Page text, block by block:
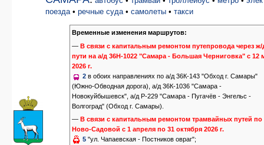
поезда • речные суда • самолеты • такси
Временные изменения маршрутов:
—В связи с капитальным ремонтом путепровода через ж/
пути на а/д 36Н-1022 "Самара - Большая Черниговка" с 12
2026 г.
2 в обоих направлениях по а/д 36К-143 "Обход г. Самары"
(Южно-Обводная дорога), а/д 36К-1036 "Самара -
Новокуйбышевск", а/д Р-229 "Самара - Пугачёв - Энгельс -
Волгоград" (Обход г. Самары).
— В связи с капитальным ремонтом трамвайных путей по
Ново-Садовой с 1 апреля по 31 октября 2026 г.
5 "ул. Чапаевская - Постников овраг";